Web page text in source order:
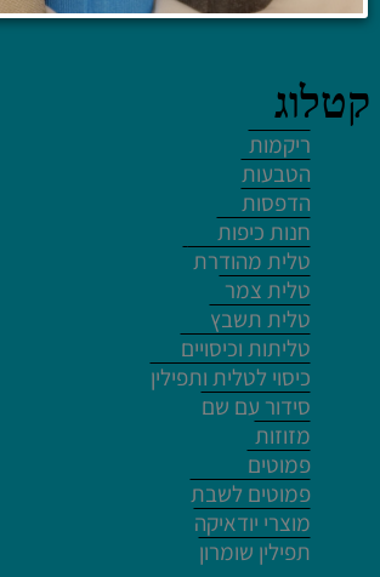
קטלוג
ריקמות
הטבעות
הדפסות
חנות כיפות
טלית מהודרת
טלית צמר
טלית תשבץ
טליתות וכיסויים
כיסוי לטלית ותפילין
סידור עם שם
מזוזות
פמוטים
פמוטים לשבת
מוצרי יודאיקה
תפילין שומרון
לחץ פעמיים לעריכת הטקסט
לחץ פעמיים לעריכת הטקסט
לחץ פעמיים לעריכת הטקסט
לחץ כאן